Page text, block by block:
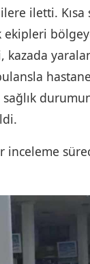
iletti. Kısa
ekipleri
kazada